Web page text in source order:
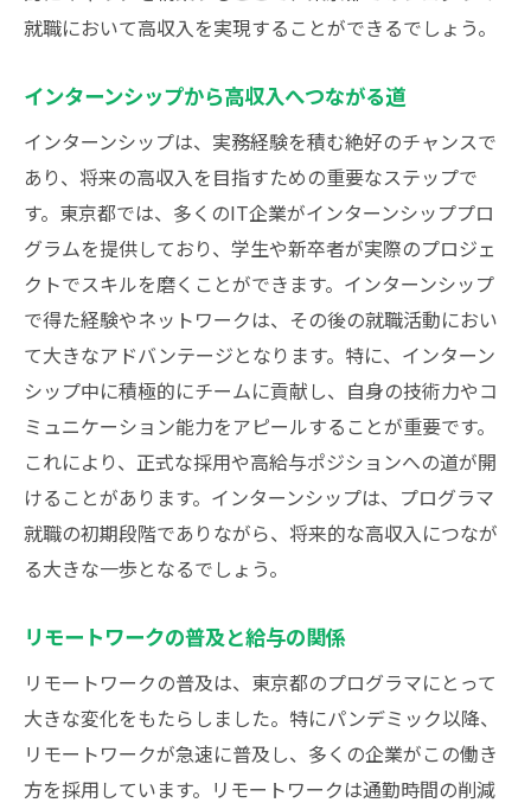
就職において高収入を実現することができるでしょう。
インターンシップから高収入へつながる道
インターンシップは、実務経験を積む絶好のチャンスで
あり、将来の高収入を目指すための重要なステップで
す。東京都では、多くのIT企業がインターンシッププロ
グラムを提供しており、学生や新卒者が実際のプロジェ
クトでスキルを磨くことができます。インターンシップ
で得た経験やネットワークは、その後の就職活動におい
て大きなアドバンテージとなります。特に、インターン
シップ中に積極的にチームに貢献し、自身の技術力やコ
ミュニケーション能力をアピールすることが重要です。
これにより、正式な採用や高給与ポジションへの道が開
けることがあります。インターンシップは、プログラマ
就職の初期段階でありながら、将来的な高収入につなが
る大きな一歩となるでしょう。
リモートワークの普及と給与の関係
リモートワークの普及は、東京都のプログラマにとって
大きな変化をもたらしました。特にパンデミック以降、
リモートワークが急速に普及し、多くの企業がこの働き
方を採用しています。リモートワークは通勤時間の削減